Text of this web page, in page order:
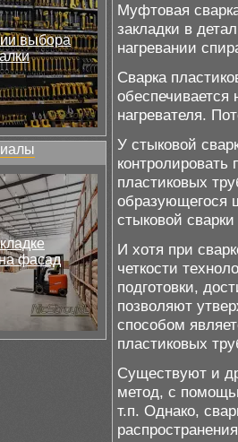
выбора
фасад
Муфтовая
закладки в
нагревании
Сварка
нагревателя.
У стыковой
контролировать
пластиковых
образующегося
стыковой
И хотя при
четкости
подготовки,
позволяют
способом
пластиковых
Существуют и
метод, с
т.п. Однако,